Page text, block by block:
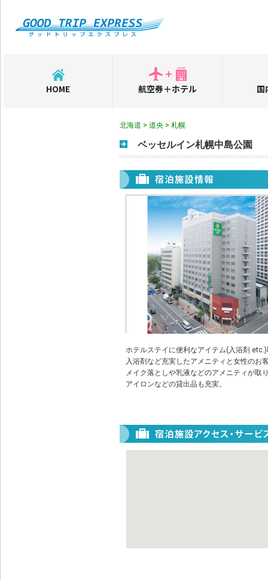
HOME 航空券＋ホテル 国
北海道 > 道央 > 札幌
ベッセルイン札幌中島公園
ホテルステイに便利なアイテム(入浴剤
入浴剤など充実したアメニティと女性のお
メイク落としや乳液などのアメニティが取
アイロンなどの貸出品も充実。